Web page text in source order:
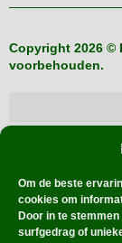
Om de beste
cookies om
Door in te
surfgedrag of
Copyright 2026 ©
voorbehouden.